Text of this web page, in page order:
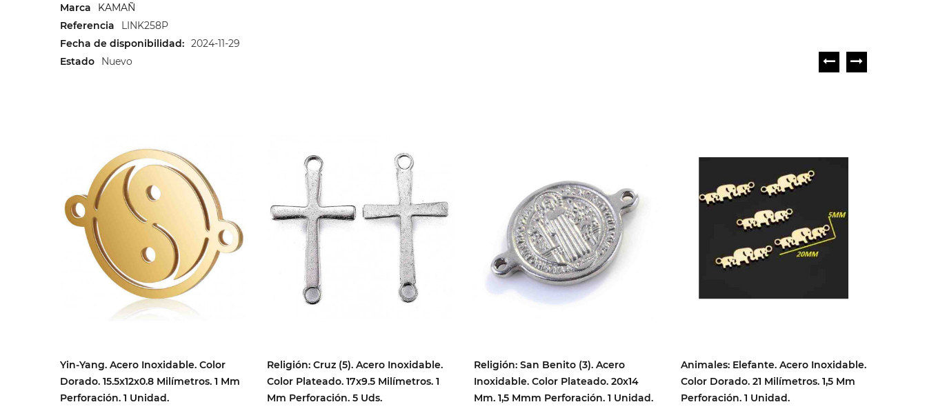
Marca
KAMAÑ
Referencia
LINK258P
Fecha de disponibilidad: 2024-11-29
Estado
Nuevo
Yin-Yang. Acero Inoxidable. Color
Dorado. 15.5x12x0.8 Milímetros. 1 Mm
Perforación. 1 Unidad.
Religión: Cruz (5). Acero Inoxidable.
Color Plateado. 17x9.5 Milímetros. 1
Mm Perforación. 5 Uds.
Religión: San Benito (3). Acero
Inoxidable. Color Plateado. 20x14
Mm. 1,5 Mmm Perforación. 1 Unidad.
Animales: Elefante. Acero Inoxidable.
Color Dorado. 21 Milímetros. 1,5 Mm
Perforación. 1 Unidad.